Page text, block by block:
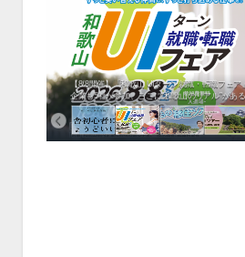
【8/8開催】「和歌山 UIターン就職・転職フェ
企業も5社が参加、ここに“和歌山のリアル”がある